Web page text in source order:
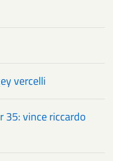
vercelli
35: vince riccardo